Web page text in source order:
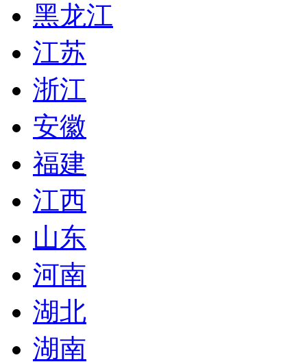
黑龙江
江苏
浙江
安徽
福建
江西
山东
河南
湖北
湖南